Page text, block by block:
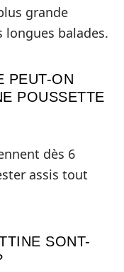
grande
balades.
PEUT-ON
POUSSETTE
dès 6
assis tout
SONT-